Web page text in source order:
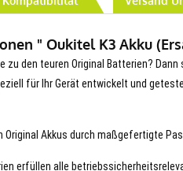
" Oukitel K3 Akku
zu den teuren Original Batterien?
für Ihr Gerät entwickelt und
Original Akkus durch maßgefertigte
erfüllen alle